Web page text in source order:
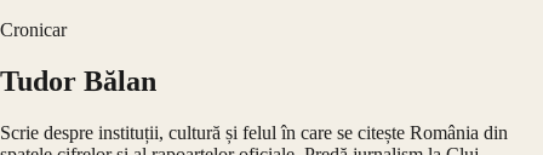
Cronicar
Tudor Bălan
Scrie despre instituții, cultură și felul în care se citește România din